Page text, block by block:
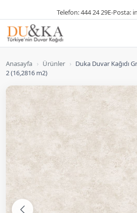
Telefon:444 24 29E-Posta:
Anasayfa › Ürünler › Duka Duvar Kağıdı
2 (16,2816 m2)